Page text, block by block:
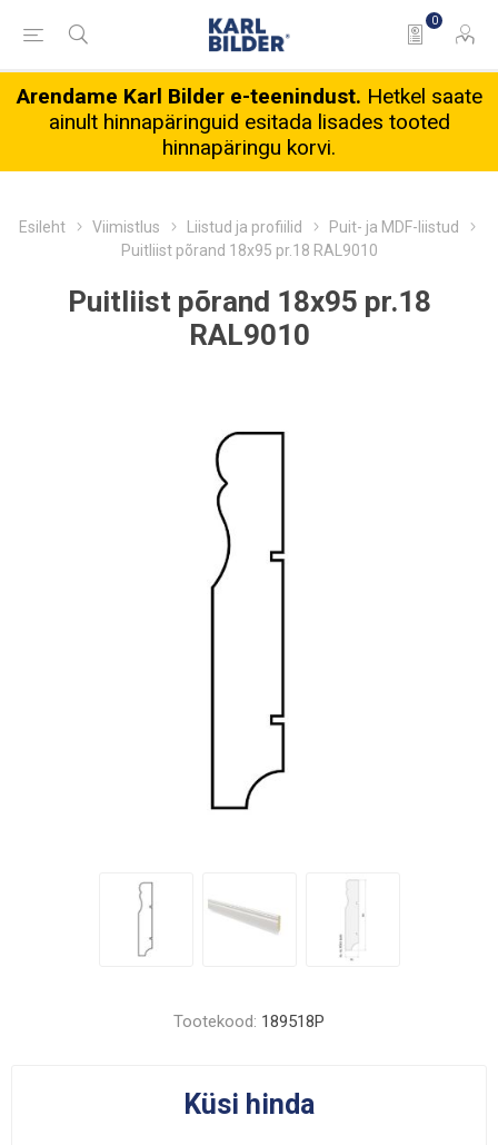
0
Arendame Karl Bilder e-teenindust. Hetkel saate
ainult hinnapäringuid esitada lisades tooted
hinnapäringu korvi.
Esileht Viimistlus Liistud ja profiilid
Puit- ja MDF-liistud
Puitliist põrand 18x95 pr.18 RAL9010
Puitliist põrand 18x95 pr.18
RAL9010
Tootekood: 189518P
Küsi hinda